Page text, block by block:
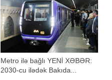
yerləşdirilərək aidiyyət
Metro ilə bağlı YENİ XƏBƏR:
2030-cu ilədək Bakıda...